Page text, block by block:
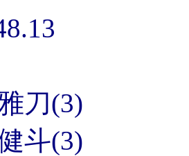
刀(3)
斗(3)